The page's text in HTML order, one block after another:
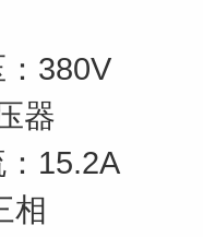
380V
器
15.2A
相